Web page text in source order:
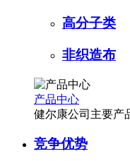
高分子类
非织造布
产品中心
健尔康公司主要产
竞争优势